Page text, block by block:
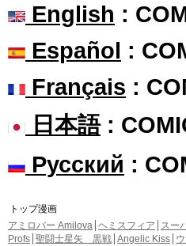
English :
Español :
Français :
日本語:
Русский :
トップ漫画
アミロバー Amilova ヘミスフィア スー
Profs 聖闘士星矢 黒戦 Angelic Kiss